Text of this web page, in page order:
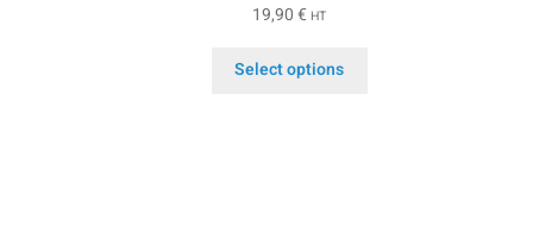
19,90€ HT
Select options